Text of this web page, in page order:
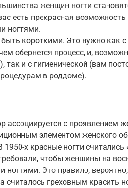
женщин ногти
есть прекрасная
ногтями.
короткими. Это нужно как с
обернется процесс, и,
так и с гигиенической (вам
в роддоме).
ассоциируется с проявлением
элементом женского
х красные ногти считались
чтобы женщины на
ногтями. Это правило,
считалось греховным красить